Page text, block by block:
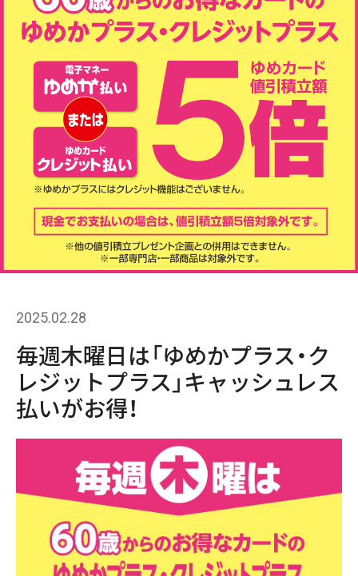
2025.02.28
毎週木曜日は「ゆめかプラス・ク
レジットプラス」キャッシュレス
払いがお得！